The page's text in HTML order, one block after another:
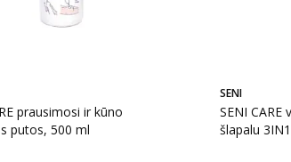
prausimosi ir kūno
putos, 500 ml
SENI
SENI CARE
šlapalu